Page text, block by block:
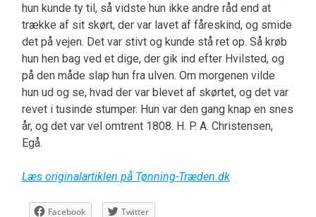
hun kunde ty til, så vidste hun ikke andre råd end at
trække af sit skørt, der var lavet af fåreskind, og smide
det på vejen. Det var stivt og kunde stå ret op. Så krøb
hun hen bag ved et dige, der gik ind efter Hvilsted, og
på den måde slap hun fra ulven. Om morgenen vilde
hun ud og se, hvad der var blevet af skørtet, og det var
revet i tusinde stumper. Hun var den gang knap en snes
år, og det var vel omtrent 1808. H. P. A. Christensen,
Egå.
Læs originalartiklen på Tønning-Træden.dk
Facebook Twitter